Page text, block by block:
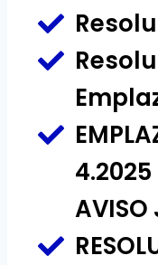
4.2025
AVISO